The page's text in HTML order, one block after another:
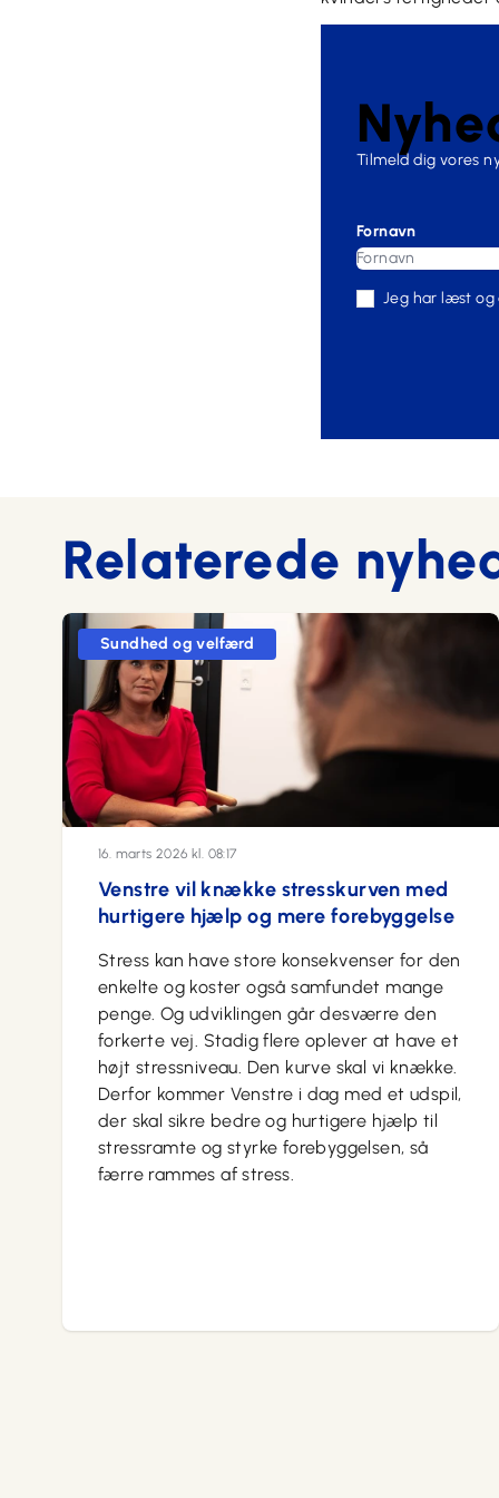
Tilmeld dig vores
Fornavn
Jeg har læst
Relaterede
Sundhed og velfærd
16. marts 2026 kl. 08:17
Venstre vil knække stresskurven med
hurtigere hjælp og mere forebyggelse
Stress kan have store konsekvenser for den
enkelte og koster også samfundet mange
penge. Og udviklingen går desværre den
forkerte vej. Stadig flere oplever at have et
højt stressniveau. Den kurve skal vi knække.
Derfor kommer Venstre i dag med et udspil,
der skal sikre bedre og hurtigere hjælp til
stressramte og styrke forebyggelsen, så
færre rammes af stress.